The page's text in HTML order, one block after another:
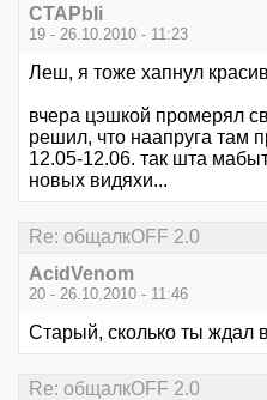
CTAPbIi
19 - 26.10.2010 - 11:23
Леш, я тоже хапнул
вчера цэшкой промерял
решил, что наапруга там
12.05-12.06. так шта
новых видяхи...
Re: общалкOFF 2.0
AcidVenom
20 - 26.10.2010 - 11:46
Старый, сколько ты ждал
Re: общалкOFF 2.0